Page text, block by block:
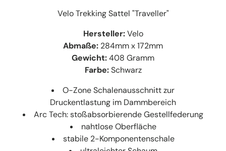
Velo Trekking Sattel "Traveller"
Hersteller:Velo
Abmaße: 284mm x 172mm
Gewicht:408 Gramm
Farbe:Schwarz
O-Zone Schalenausschnitt zur
Druckentlastung im Dammbereich
Arc Tech: stoßabsorbierende Gestellfederung
nahtlose Oberfläche
stabile 2-Komponentenschale